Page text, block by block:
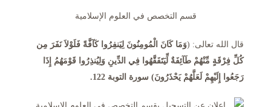
قسم التخصص في العلوم الإسلامية
قال الله تعالى: (وَمَا كَانَ الْمُومِنُونَ لِيَنفِرُوا كَآفَّةً فَلَوْلاَ نَفَرَ مِن
كُلِّ فِرْقَةٍ مِّنْهُمْ طَآئِفَةٌ لِّيَتَفَقَّهُوا فِي الدِّينِ وَلِيُنذِرُوا قَوْمَهُمُ إِذَا
رَجَعُوا إِلَيْهِمْ لَعَلَّهُمْ يَحْذَرُونَ) سورة التوبة 122.